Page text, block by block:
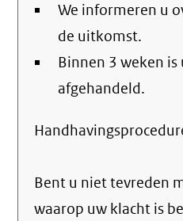
We informeren u
de uitkomst.
Binnen 3 weken is
afgehandeld.
Bent u niet tevreden
waarop uw klacht is